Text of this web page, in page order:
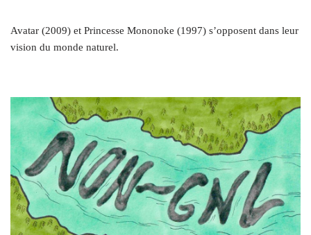
Avatar (2009) et Princesse Mononoke (1997) s’opposent dans leur
vision du monde naturel.